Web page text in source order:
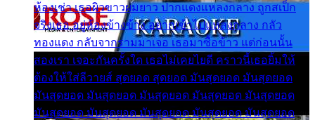
ห้องเช่า เธอผิวขาวผมยาว ปากแดงแหลงกลาง ถูกสเป็ก
จริงเธอ อยู่ห้องข้างข้าง อยากเข้าไปแหลงกลาง กลัว
ทองแดง กลับจากรามมาเจอ เธอมาซื้อข้าว แต่ก่อนนั้น
สองเรา เจอะกันครั้งใด เธอไม่เคยไยดี คราวนี้เธอยิ้มให้
ต้องให้ใส่ลีวายส์ สุดยอด สุดยอด มันสุดยอด มันสุดยอด
มันสุดยอด มันสุดยอด มันสุดยอด มันสุดยอด มันสุดยอด
มันสุดยอด มันสุดยอด มันสุดยอด มันสุดยอด มันสุดยอด